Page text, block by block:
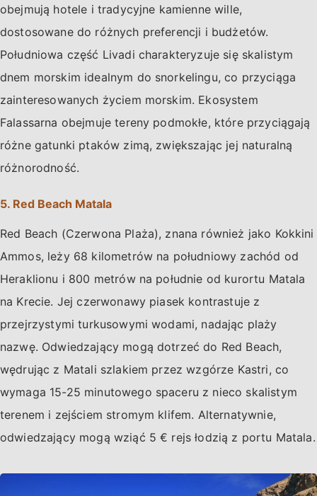
obejmują hotele i tradycyjne kamienne wille,
dostosowane do różnych preferencji i budżetów.
Południowa część Livadi charakteryzuje się skalistym
dnem morskim idealnym do snorkelingu, co przyciąga
zainteresowanych życiem morskim. Ekosystem
Falassarna obejmuje tereny podmokłe, które przyciągają
różne gatunki ptaków zimą, zwiększając jej naturalną
różnorodność.
5. Red Beach Matala
Red Beach (Czerwona Plaża), znana również jako Kokkini
Ammos, leży 68 kilometrów na południowy zachód od
Heraklionu i 800 metrów na południe od kurortu Matala
na Krecie. Jej czerwonawy piasek kontrastuje z
przejrzystymi turkusowymi wodami, nadając plaży
nazwę. Odwiedzający mogą dotrzeć do Red Beach,
wędrując z Matali szlakiem przez wzgórze Kastri, co
wymaga 15-25 minutowego spaceru z nieco skalistym
terenem i zejściem stromym klifem. Alternatywnie,
odwiedzający mogą wziąć 5 € rejs łodzią z portu Matala.